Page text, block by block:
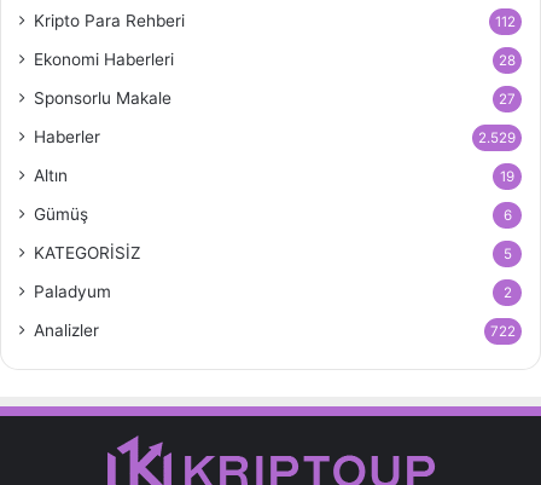
Kripto Para Rehberi 112
Ekonomi Haberleri 28
Sponsorlu Makale 27
Haberler 2.529
Altın 19
Gümüş 6
KATEGORİSİZ 5
Paladyum 2
Analizler 722